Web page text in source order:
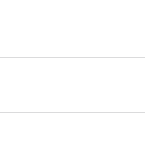
可能です。
い画像はエラーになります。（※
して下さい）